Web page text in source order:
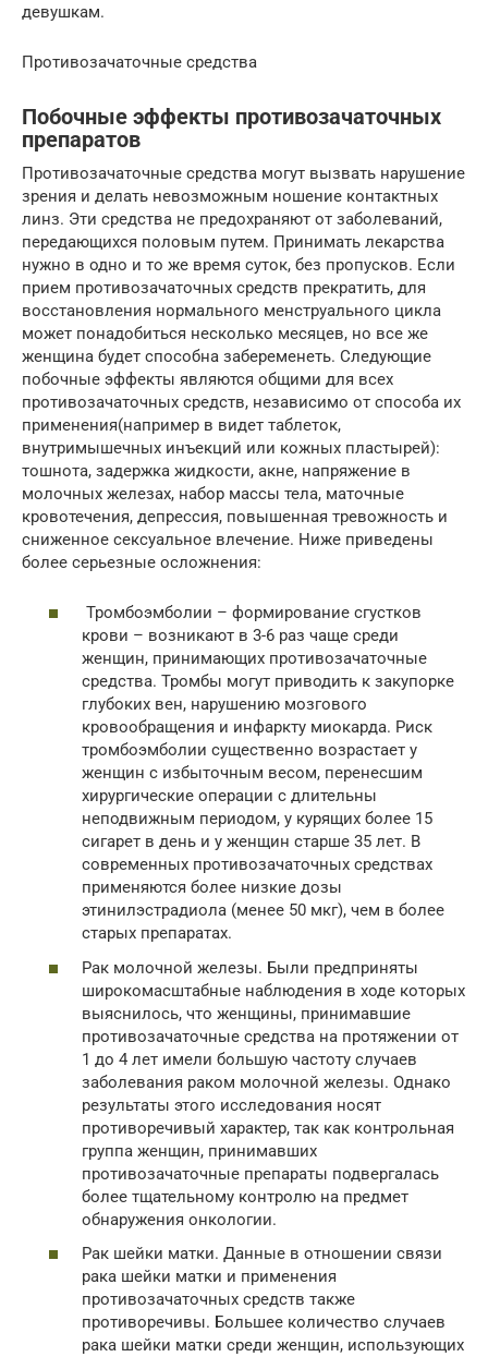
девушкам.
Противозачаточные средства
Побочные эффекты противозачаточных
препаратов
Противозачаточные средства могут вызвать нарушение
зрения и делать невозможным ношение контактных
линз. Эти средства не предохраняют от заболеваний,
передающихся половым путем. Принимать лекарства
нужно в одно и то же время суток, без пропусков. Если
прием противозачаточных средств прекратить, для
восстановления нормального менструального цикла
может понадобиться несколько месяцев, но все же
женщина будет способна забеременеть. Следующие
побочные эффекты являются общими для всех
противозачаточных средств, независимо от способа их
применения(например в видет таблеток,
внутримышечных инъекций или кожных пластырей):
тошнота, задержка жидкости, акне, напряжение в
молочных железах, набор массы тела, маточные
кровотечения, депрессия, повышенная тревожность и
сниженное сексуальное влечение. Ниже приведены
более серьезные осложнения:
Тромбоэмболии – формирование сгустков
крови – возникают в 3-6 раз чаще среди
женщин, принимающих противозачаточные
средства. Тромбы могут приводить к закупорке
глубоких вен, нарушению мозгового
кровообращения и инфаркту миокарда. Риск
тромбоэмболии существенно возрастает у
женщин с избыточным весом, перенесшим
хирургические операции с длительны
неподвижным периодом, у курящих более 15
сигарет в день и у женщин старше 35 лет. В
современных противозачаточных средствах
применяются более низкие дозы
этинилэстрадиола (менее 50 мкг), чем в более
старых препаратах.
Рак молочной железы. Были предприняты
широкомасштабные наблюдения в ходе которых
выяснилось, что женщины, принимавшие
противозачаточные средства на протяжении от
1 до 4 лет имели большую частоту случаев
заболевания раком молочной железы. Однако
результаты этого исследования носят
противоречивый характер, так как контрольная
группа женщин, принимавших
противозачаточные препараты подвергалась
более тщательному контролю на предмет
обнаружения онкологии.
Рак шейки матки. Данные в отношении связи
рака шейки матки и применения
противозачаточных средств также
противоречивы. Большее количество случаев
рака шейки матки среди женщин, использующих